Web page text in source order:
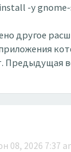
-y
другое
Предыдущая
08, 2026 7:37